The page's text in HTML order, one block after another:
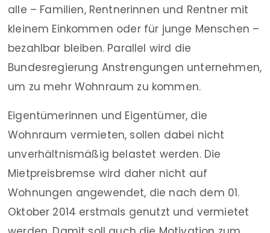
alle – Familien, Rentnerinnen und Rentner mit
kleinem Einkommen oder für junge Menschen –
bezahlbar bleiben. Parallel wird die
Bundesregierung Anstrengungen unternehmen,
um zu mehr Wohnraum zu kommen.
Eigentümerinnen und Eigentümer, die
Wohnraum vermieten, sollen dabei nicht
unverhältnismäßig belastet werden. Die
Mietpreisbremse wird daher nicht auf
Wohnungen angewendet, die nach dem 01.
Oktober 2014 erstmals genutzt und vermietet